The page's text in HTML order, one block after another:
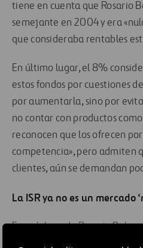
tiene en cuenta que Rosario
semejante en 2004 y era
que consideraba rentables
En último lugar, el 8%
estos fondos por cuestiones
por aumentarla, sino por
no contar con productos
reconocen que los ofrecen
competencia», pero admiten
clientes, aún se demandan
La ISR ya no es un mercado
En palabras de Rosario